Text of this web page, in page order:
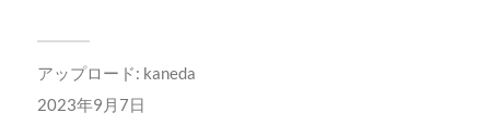
アップロード: kaneda
2023年9月7日